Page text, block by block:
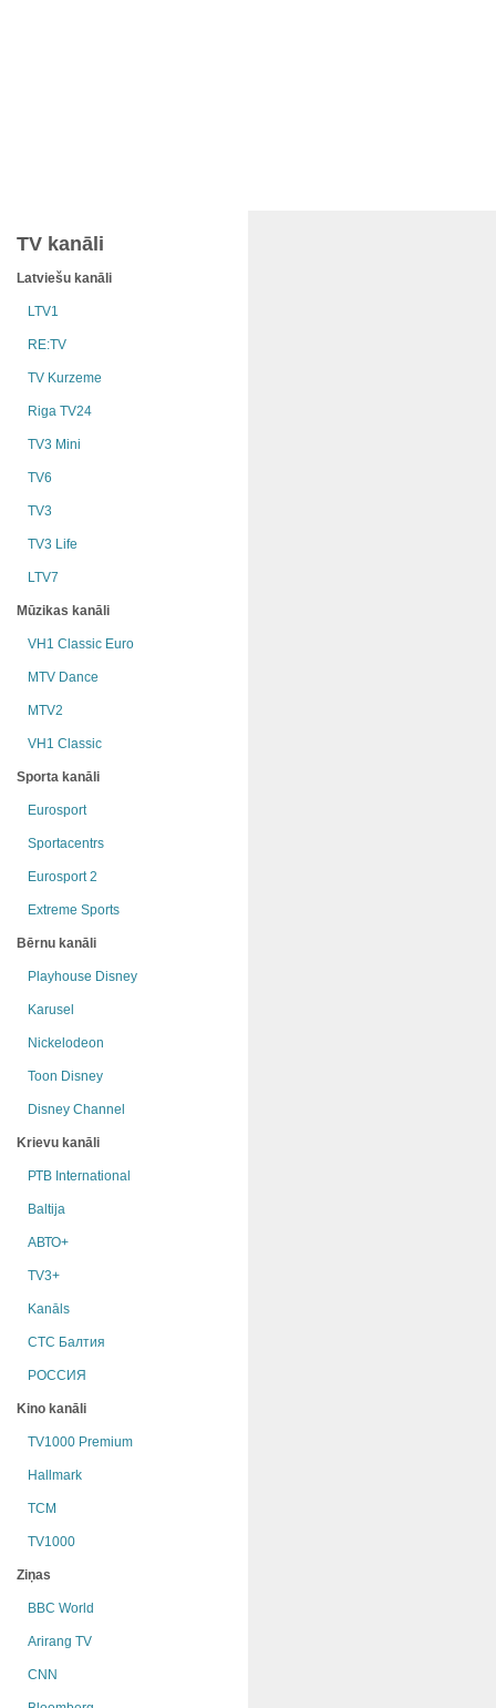
TV kanāli
Latviešu kanāli
LTV1
RE:TV
TV Kurzeme
Riga TV24
TV3 Mini
TV6
TV3
TV3 Life
LTV7
Mūzikas kanāli
VH1 Classic Euro
MTV Dance
MTV2
VH1 Classic
Sporta kanāli
Eurosport
Sportacentrs
Eurosport 2
Extreme Sports
Bērnu kanāli
Playhouse Disney
Karusel
Nickelodeon
Toon Disney
Disney Channel
Krievu kanāli
РТB International
Baltija
АВТО+
TV3+
Kanāls
СТС Балтия
РОССИЯ
Kino kanāli
TV1000 Premium
Hallmark
TCM
TV1000
Ziņas
BBC World
Arirang TV
CNN